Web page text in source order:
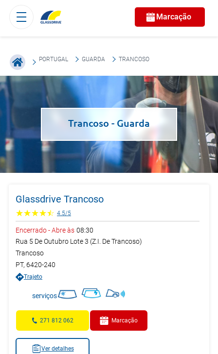
Marcação
PORTUGAL GUARDA TRANCOSO
Trancoso - Guarda
Glassdrive Trancoso
4.5/5
Encerrado-Abre às 08:30
Rua 5 De Outubro Lote 3 (Z.I. De Trancoso)
Trancoso
PT, 6420-240
Trajeto
serviços
271 812 062 Marcação
Ver detalhes